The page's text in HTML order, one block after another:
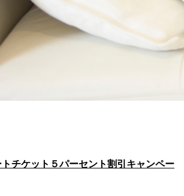
チケット５パーセント割引キャンペー